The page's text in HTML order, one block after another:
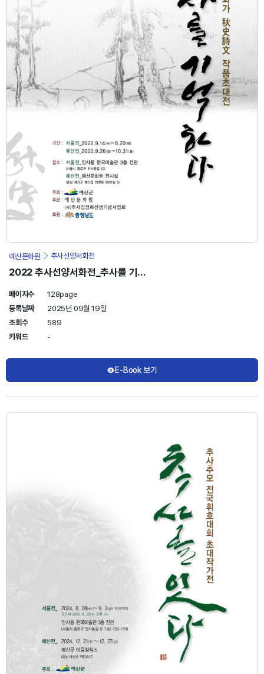
예산문화원 추사선양서화전
2022 추사선양서화전_추사를 기억
페이지수
128page
등록날짜
2025년 09월 19일
조회수
589
키워드
-
E-Book 보기